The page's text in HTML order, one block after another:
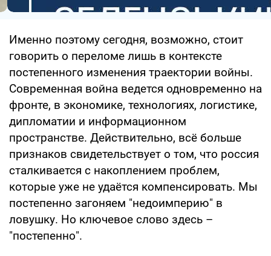
Именно поэтому сегодня, возможно, стоит
говорить о переломе лишь в контексте
постепенного изменения траектории войны.
Современная война ведется одновременно на
фронте, в экономике, технологиях, логистике,
дипломатии и информационном
пространстве. Действительно, всё больше
признаков свидетельствует о том, что россия
сталкивается с накоплением проблем,
которые уже не удаётся компенсировать. Мы
постепенно загоняем "недоимперию" в
ловушку. Но ключевое слово здесь –
"постепенно".